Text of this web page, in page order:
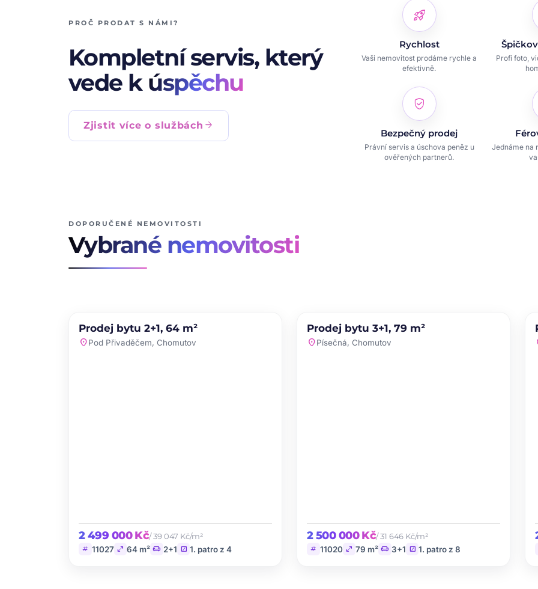
PROČ PRODAT S NÁMI?
Kompletní servis, který
vede k úspěchu
Zjistit více o službách arrow_forward
rocket_launch
Rychlost
Vaši nemovitost prodáme rychle a
efektivně.
Profi foto,
verified_user
Bezpečný prodej
Právní servis a úschova peněz u
ověřených partnerů.
Jednáme na
DOPORUČENÉ NEMOVITOSTI
Vybrané nemovitosti
PRODEJ NOVINKA
Prodej bytu 2+1, 64 m²
location_onPod Přivaděčem, Chomutov
2 499 000 Kč/ 39 047 Kč/m²
tag 11027 open_in_full 64 m² chair 2+1 stairs 1. patro z 4
PRODEJ NOVINKA
Prodej bytu 3+1, 79 m²
location_onPísečná, Chomutov
2 500 000 Kč/ 31 646 Kč/m²
tag 11020 open_in_full 79 m² chair 3+1 stairs 1. patro z 8